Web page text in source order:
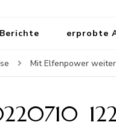
erprobte
Mit Elfenpower